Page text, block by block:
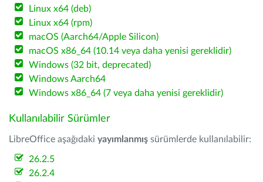
Linux x64 (deb)
Linux x64 (rpm)
macOS (Aarch64/Apple Silicon)
macOS x86_64 (10.14 veya daha yenisi gereklidir)
Windows (32 bit, deprecated)
Windows Aarch64
Windows x86_64 (7 veya daha yenisi gereklidir)
Kullanılabilir Sürümler
LibreOffice aşağıdaki yayımlanmış sürümlerde kullanılabilir:
26.2.5
26.2.4